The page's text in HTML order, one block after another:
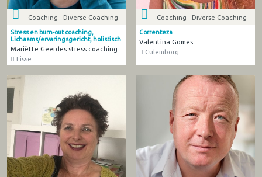
Coaching - Diverse Coaching
Stress en burn-out coaching,
Lichaams/ervaringsgericht, holistisch
Mariëtte Geerdes stress coaching
Lisse
Coaching - Diverse Coaching
Correnteza
Valentina Gomes
Culemborg